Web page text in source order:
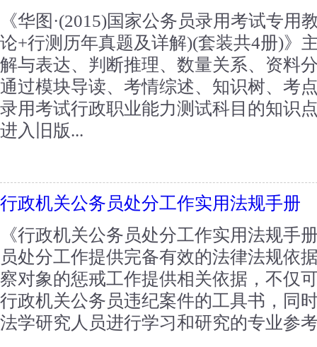
《华图·(2015)国家公务员录用考试专用
论+行测历年真题及详解)(套装共4册)》
解与表达、判断推理、数量关系、资料
通过模块导读、考情综述、知识树、考
录用考试行政职业能力测试科目的知识
进入旧版...
行政机关公务员处分工作实用法规手册
《行政机关公务员处分工作实用法规手
员处分工作提供完备有效的法律法规依
察对象的惩戒工作提供相关依据，不仅
行政机关公务员违纪案件的工具书，同
法学研究人员进行学习和研究的专业参